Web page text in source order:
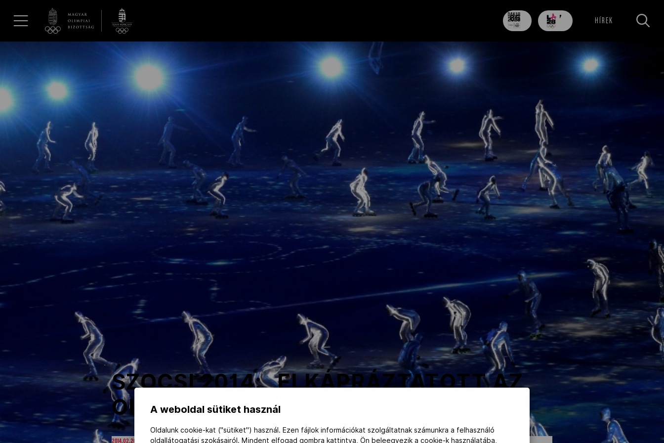
Hírek
Galéria
Dakar 2026
Los Angeles 2028
MOB
Kettőskarrier-program
Társszervezetek
OVEP
86
nap
707
nap HÍREK
SZOCSI 2014: „ELKÁPRÁZTATOTT AZ
OLIMPIA”
A weboldal sütiket használ
Oldalunk cookie-kat ("sütiket") használ. Ezen fájlok információkat szolgáltatnak számunkra a felhasználó
oldallátogatási szokásairól. Mindent elfogad gombra kattintva, Ön beleegyezik a cookie-k használatába,